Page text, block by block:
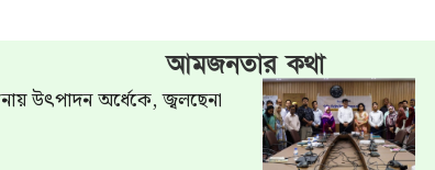
আমজনতার কথা
উৎপাদন অর্ধেকে, জ্বলছেনা